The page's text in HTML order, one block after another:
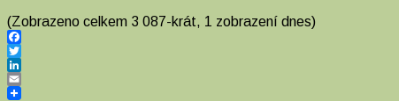
(Zobrazeno celkem 3 087-krát, 1 zobrazení dnes)
Facebook
Twitter
LinkedIn
Email